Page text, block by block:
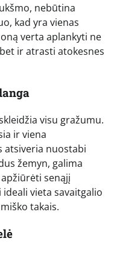
nebūtina
kad yra vienas
verta aplankyti ne
ir atrasti atokesnes
visu gražumu.
ir viena
atsiveria nuostabi
žemyn, galima
senąjį
vieta savaitgalio
takais.